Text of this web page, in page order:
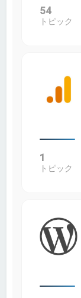
54
トピック
1
トピック